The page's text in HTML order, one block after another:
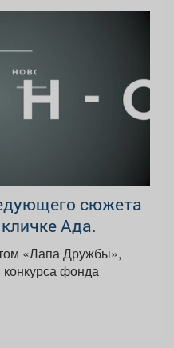
сюжета
Ада.
«Лапа Дружбы»,
фонда